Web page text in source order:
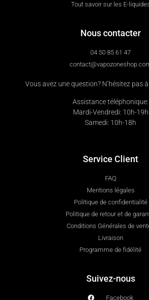
Tout savoir sur les E-
Nous contacter
04 50 85 61 47
Vous avez une question? N’hésitez pas
Assistance téléphonique:
Mardi-Vendredi: 10h-19h
Samedi: 10h-18h
Service Client
FAQ
Mentions légales
Politique de confidentialité
Politique de retour et de
Conditions Générales de
Livraison
Programme de fidélité
Suivez-nous
Facebook